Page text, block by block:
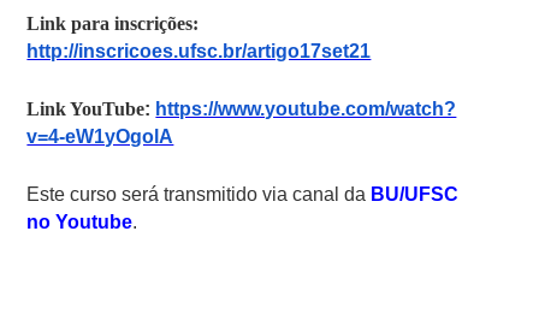
Link para inscrições:
http://inscricoes.ufsc.br/artigo17set21
Link YouTube: https://www.youtube.com/watch?
v=4-eW1yOgolA
Este curso será transmitido via canal da BU/UFSC
no Youtube.